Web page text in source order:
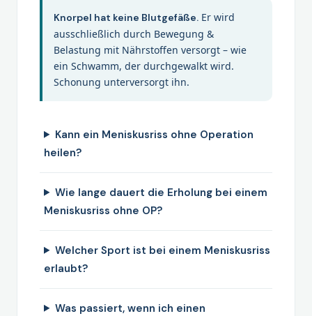
Knorpel hat keine Blutgefäße. Er wird
ausschließlich durch Bewegung &
Belastung mit Nährstoffen versorgt – wie
ein Schwamm, der durchgewalkt wird.
Schonung unterversorgt ihn.
Kann ein Meniskusriss ohne Operation
heilen?
Wie lange dauert die Erholung bei einem
Meniskusriss ohne OP?
Welcher Sport ist bei einem Meniskusriss
erlaubt?
Was passiert, wenn ich einen